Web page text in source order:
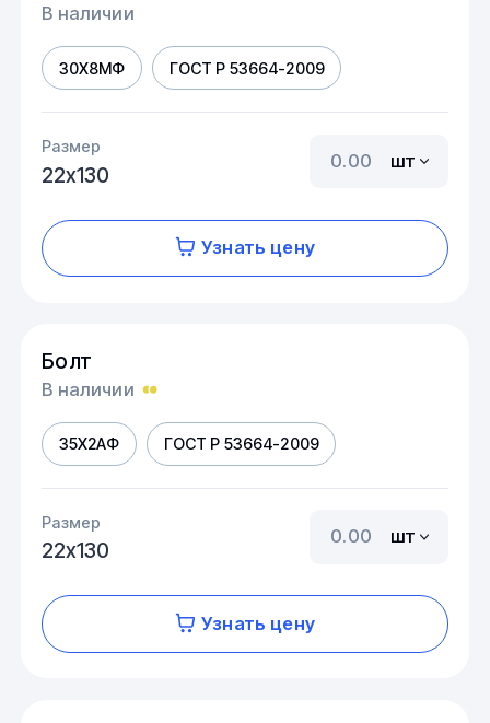
В наличии
30Х8МФ ГОСТ Р 53664-2009
Размер
22х130
шт
Узнать цену
Болт
В наличии
35Х2АФ ГОСТ Р 53664-2009
Размер
22х130
шт
Узнать цену